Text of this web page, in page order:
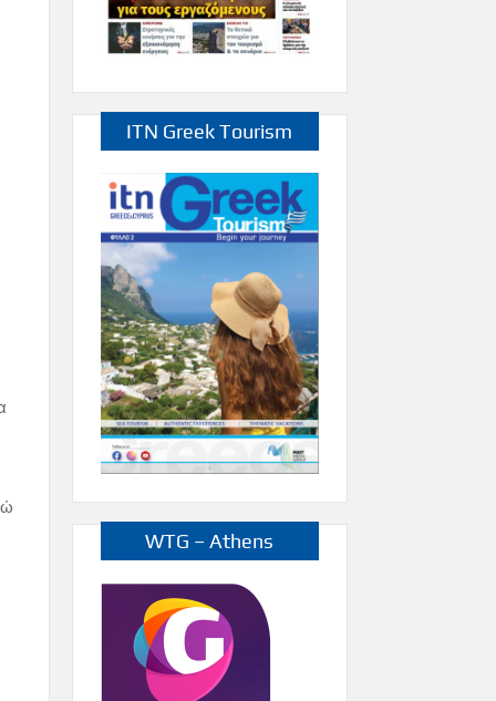
ITN Greek Tourism
WTG – Athens